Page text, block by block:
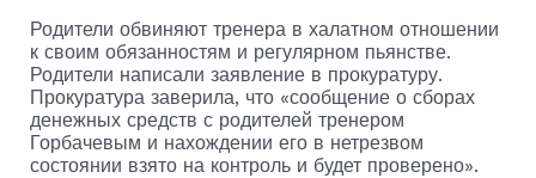
Родители обвиняют тренера в халатном отношении
к своим обязанностям и регулярном пьянстве.
Родители написали заявление в прокуратуру.
Прокуратура заверила, что «сообщение о сборах
денежных средств с родителей тренером
Горбачевым и нахождении его в нетрезвом
состоянии взято на контроль и будет проверено».